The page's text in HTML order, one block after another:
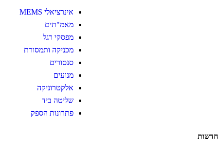
אינרציאלי MEMS
מאמ"תים
מפסקי רגל
מכניקה ותמסורת
סנסורים
מנועים
אלקטרוניקה
שליטה ביד
פתרונות הספק
חדשות